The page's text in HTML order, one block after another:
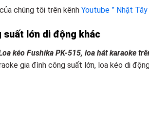
chúng tôi trên kênh Youtube ” Nhật Tây
suất lớn di động khác
kéo Fushika PK-515, loa hát karaoke
gia đình công suất lớn, loa kéo di